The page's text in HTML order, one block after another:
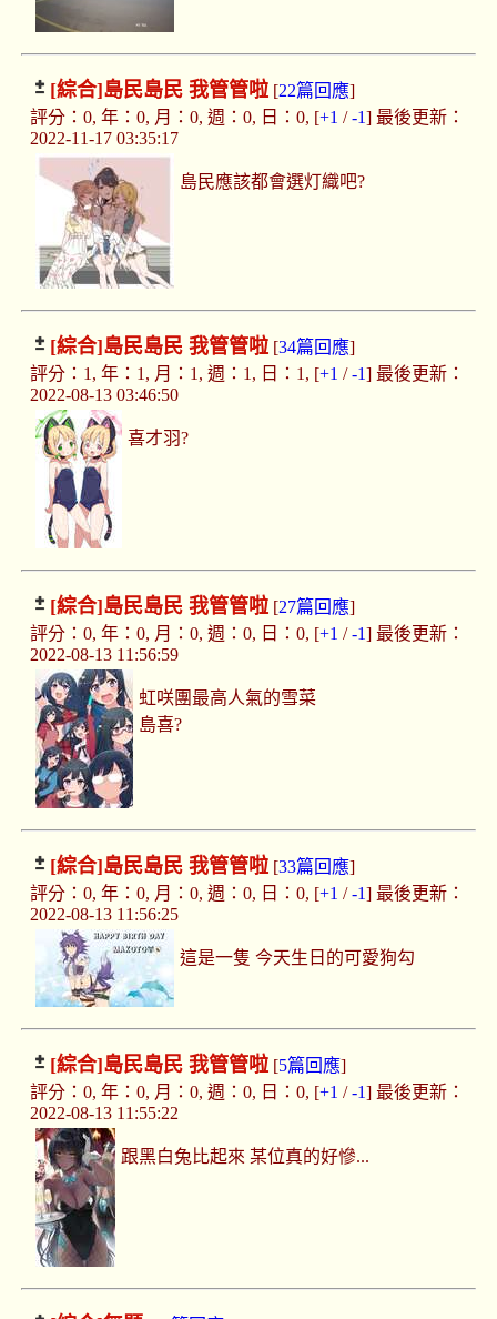
[綜合]島民島民 我管管啦[22篇回應]
評分：0, 年：0, 月：0, 週：0, 日：0, [+1 /-1] 最後更新：
2022-11-17 03:35:17
島民應該都會選灯織吧?
[綜合]島民島民 我管管啦[34篇回應]
評分：1, 年：1, 月：1, 週：1, 日：1, [+1 /-1] 最後更新：
2022-08-13 03:46:50
喜才羽?
[綜合]島民島民 我管管啦[27篇回應]
評分：0, 年：0, 月：0, 週：0, 日：0, [+1 /-1] 最後更新：
2022-08-13 11:56:59
虹咲團最高人氣的雪菜
島喜?
[綜合]島民島民 我管管啦[33篇回應]
評分：0, 年：0, 月：0, 週：0, 日：0, [+1 /-1] 最後更新：
2022-08-13 11:56:25
這是一隻 今天生日的可愛狗勾
[綜合]島民島民 我管管啦[5篇回應]
評分：0, 年：0, 月：0, 週：0, 日：0, [+1 /-1] 最後更新：
2022-08-13 11:55:22
跟黑白兔比起來 某位真的好慘...